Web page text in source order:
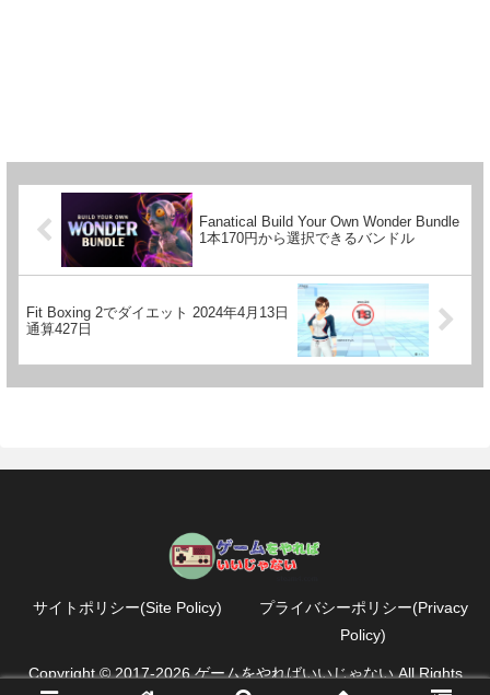
Fanatical Build Your Own Wonder Bundle
1本170円から選択できるバンドル
Fit Boxing 2でダイエット 2024年4月13日
通算427日
サイトポリシー(Site Policy)
プライバシーポリシー(Privacy
Policy)
Copyright © 2017-2026 ゲームをやればいいじゃない All Rights